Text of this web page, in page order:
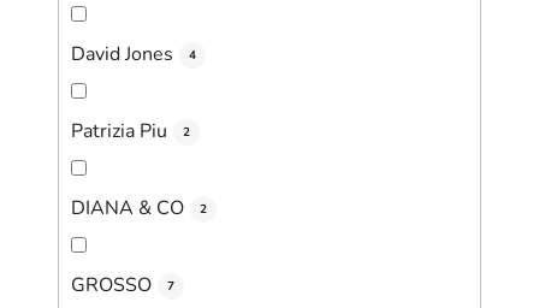
David Jones 4
Patrizia Piu 2
DIANA & CO 2
GROSSO 7